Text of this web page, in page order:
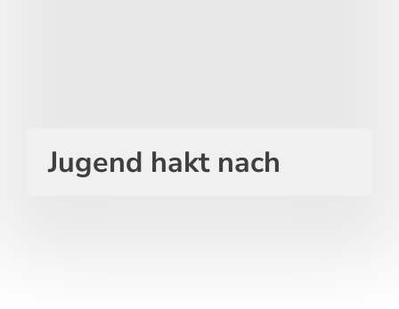
Jugend hakt nach